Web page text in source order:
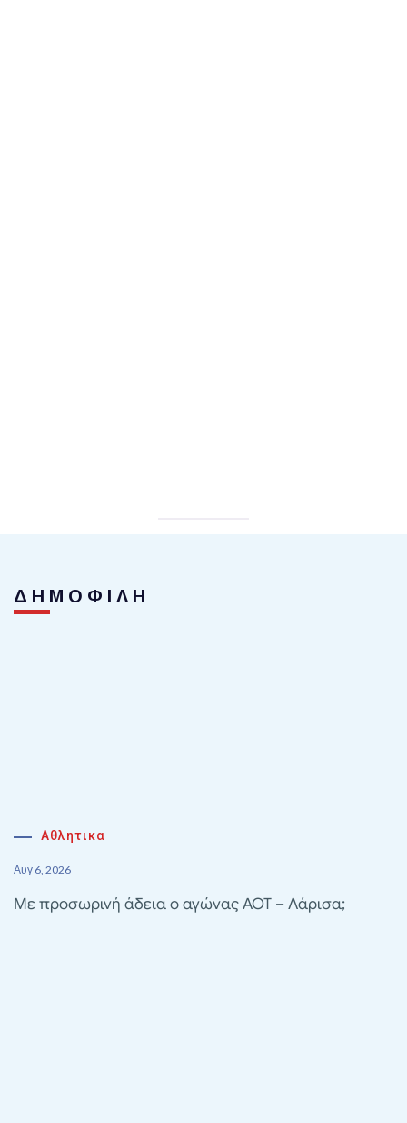
ΔΗΜΟΦΙΛΗ
Αθλητικα
Αυγ 6, 2026
Με προσωρινή άδεια ο αγώνας ΑΟΤ – Λάρισα;